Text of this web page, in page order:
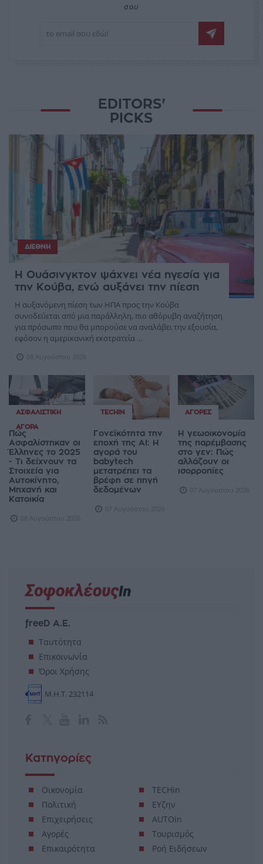
σου
EDITORS'
PICKS
ΔΙΕΘΝΉ
Η Ουάσινγκτον ψάχνει νέα ηγεσία για
την Κούβα, ενώ αυξάνει την πίεση
Η αυξανόμενη πίεση των ΗΠΑ προς την Κούβα
συνοδεύεται από μια παράλληλη, πιο αθόρυβη αναζήτηση
για πρόσωπο που θα μπορούσε να αναλάβει την εξουσία,
εφόσον η αμερικανική εκστρατεία ...
08 Αυγούστου 2026
ΑΣΦΑΛΙΣΤΙΚΉ
ΑΓΟΡΆ
Πώς
Ασφαλίστηκαν οι
Έλληνες το 2025
- Τι δείχνουν τα
Στοιχεία για
Αυτοκίνητο,
Μηχανή και
Κατοικία
08 Αυγούστου 2026
TECHIN
Γονεϊκότητα την
εποχή της AI: Η
αγορά του
babytech
μετατρέπει τα
βρέφη σε πηγή
δεδομένων
07 Αυγούστου 2026
ΑΓΟΡΈΣ
Η γεωοικονομία
της παρέμβασης
στο γεν: Πώς
αλλάζουν οι
ισορροπίες
07 Αυγούστου 2026
freeD Α.Ε.
Ταυτότητα
Επικοινωνία
Όροι Χρήσης
Μ.Η.Τ. 232114
Κατηγορίες
Οικονομία
Πολιτική
Επιχειρήσεις
Αγορές
Επικαιρότητα
TECHin
ΕΥζην
AUTOin
Τουρισμός
Ροή Ειδήσεων